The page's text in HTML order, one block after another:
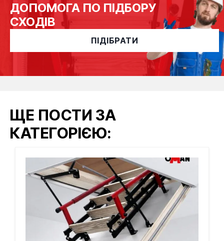
ДОПОМОГА ПО ПІДБОРУ
СХОДІВ
ПІДІБРАТИ
ЩЕ ПОСТИ ЗА
КАТЕГОРІЄЮ: